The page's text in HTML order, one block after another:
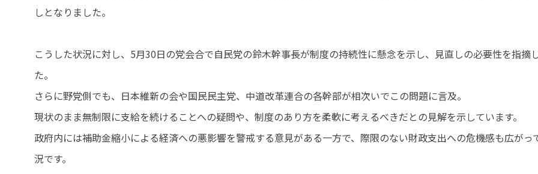
しとなりました。
こうした状況に対し、5月30日の党会合で自民党の鈴木幹事長が制度の持続性に懸念を示し、見直しの必要性を指摘
た。
さらに野党側でも、日本維新の会や国民民主党、中道改革連合の各幹部が相次いでこの問題に言及。
現状のまま無制限に支給を続けることへの疑問や、制度のあり方を柔軟に考えるべきだとの見解を示しています。
政府内には補助金縮小による経済への悪影響を警戒する意見がある一方で、際限のない財政支出への危機感も広がっ
況です。